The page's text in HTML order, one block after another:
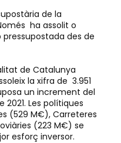
de la
ha assolit o
des de
de Catalunya
la xifra de 3.951
un increment del
Les polítiques
(529 M€), Carreteres
(223 M€) se
esforç inversor.